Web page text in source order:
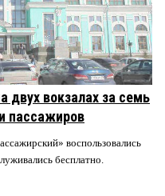
вокзалах за семь
пассажиров
воспользовались
бесплатно.